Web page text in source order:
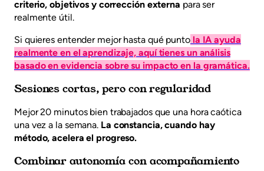
criterio, objetivos y corrección externa para ser
realmente útil.
Si quieres entender mejor hasta qué puntola IA ayuda
realmente en el aprendizaje, aquí tienes un análisis
basado en evidencia sobre su impacto en la gramática.
Sesiones cortas, pero con regularidad
Mejor 20 minutos bien trabajados que una hora caótica
una vez a la semana. La constancia, cuando hay
método, acelera el progreso.
Combinar autonomía con acompañamiento